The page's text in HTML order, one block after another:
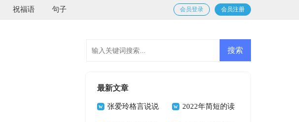
祝福语 句子 会员登录 会员注册
最新文章
张爱玲格言说说 2022年简短的读